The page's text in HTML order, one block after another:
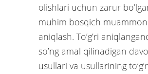
olishlari uchun zarur
muhim bosqich muammoni
aniqlash. To’g’ri
so’ng amal qilinadigan
usullari va usullarining